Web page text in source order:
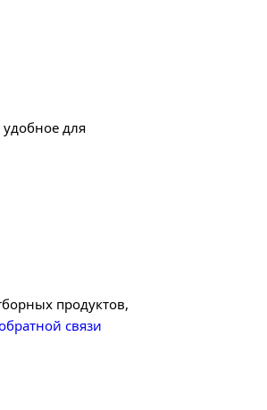
удобное для
продуктов,
связи